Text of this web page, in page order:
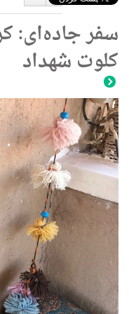
دوست
نداشتن
سفر جاده‌ای:
کلوت شهداد